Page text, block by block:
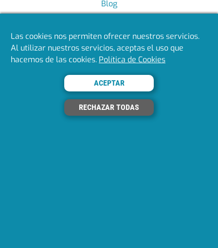
Blog
¿Quieres ser cliente?
Dónde estamos
Avd. de la Industria S/N
13610 Campo de Criptana (Ciudad Real)
+34 926 581 411
Las cookies nos permiten ofrecer nuestros servicios.
Al utilizar nuestros servicios, aceptas el uso que
hacemos de las cookies. Política de Cookies
ACEPTAR
RECHAZAR TODAS